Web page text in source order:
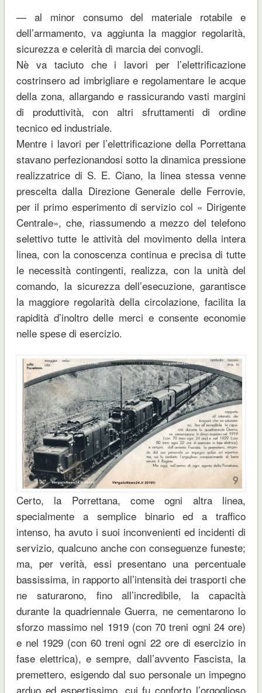
— al minor consumo del materiale rotabile e
dell’armamento, va aggiunta la maggior regolarità,
sicurezza e celerità di marcia dei convogli.
Nè va taciuto che i lavori per l’elettrificazione
costrinsero ad imbrigliare e regolamentare le acque
della zona, allargando e rassicurando vasti margini
di produttività, con altri sfruttamenti di ordine
tecnico ed industriale.
Mentre i lavori per l’elettrificazione della Porrettana
stavano perfezionandosi sotto la dinamica pressione
realizzatrice di S. E. Ciano, la linea stessa venne
prescelta dalla Direzione Generale delle Ferrovie,
per il primo esperimento di servizio col « Dirigente
Centrale», che, riassumendo a mezzo del telefono
selettivo tutte le attività del movimento della intera
linea, con la conoscenza continua e precisa di tutte
le necessità contingenti, realizza, con la unità del
comando, la sicurezza dell’esecuzione, garantisce
la maggiore regolarità della circolazione, facilita la
rapidità d’inoltro delle merci e consente economie
nelle spese di esercizio.
Certo, la Porrettana, come ogni altra linea,
specialmente a semplice binario ed a traffico
intenso, ha avuto i suoi inconvenienti ed incidenti di
servizio, qualcuno anche con conseguenze funeste;
ma, per verità, essi presentano una percentuale
bassissima, in rapporto all’intensità dei trasporti che
ne saturarono, fino all’incredibile, la capacità
durante la quadriennale Guerra, ne cementarono lo
sforzo massimo nel 1919 (con 70 treni ogni 24 ore)
e nel 1929 (con 60 treni ogni 22 ore di esercizio in
fase elettrica), e sempre, dall’avvento Fascista, la
premettero, esigendo dal suo personale un impegno
arduo ed espertissimo, cui fu conforto l’orgoglioso